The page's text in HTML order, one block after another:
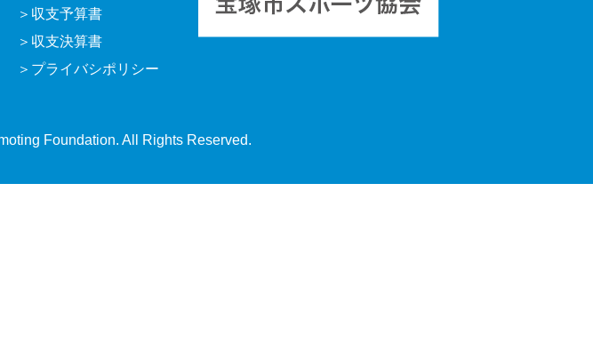
収支予算書
収支決算書
プライバシポリシー
Foundation. All Rights Reserved.